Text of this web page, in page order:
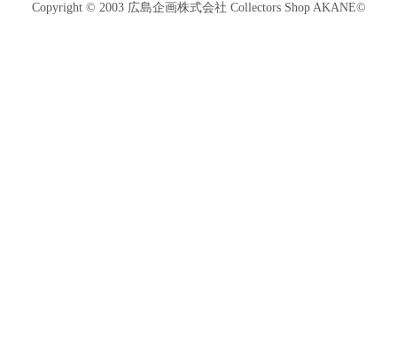
Copyright © 2003 広島企画株式会社 Collectors Shop AKANE©